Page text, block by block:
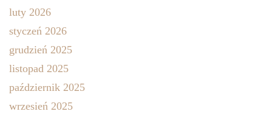
luty 2026
styczeń 2026
grudzień 2025
listopad 2025
październik 2025
wrzesień 2025